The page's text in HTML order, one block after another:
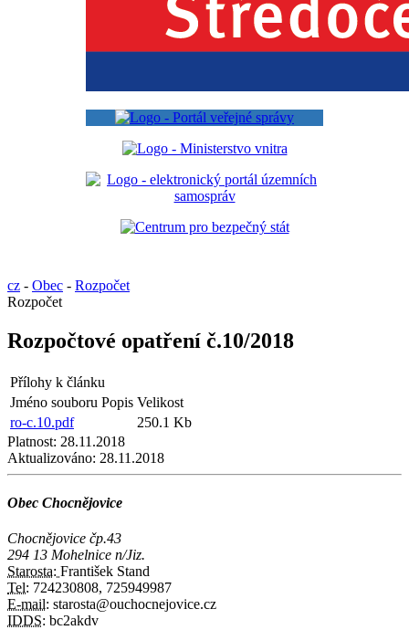
cz - Obec - Rozpočet
Rozpočet
Rozpočtové opatření č.10/2018
Přílohy k článku
Jméno souboru Popis Velikost
ro-c.10.pdf
250.1 Kb
Platnost: 28.11.2018
Aktualizováno: 28.11.2018
Obec Chocnějovice
Chocnějovice čp.43
294 13 Mohelnice n/Jiz.
Starosta: František Stand
Tel: 724230808, 725949987
E-mail: starosta@ouchocnejovice.cz
IDDS: bc2akdv